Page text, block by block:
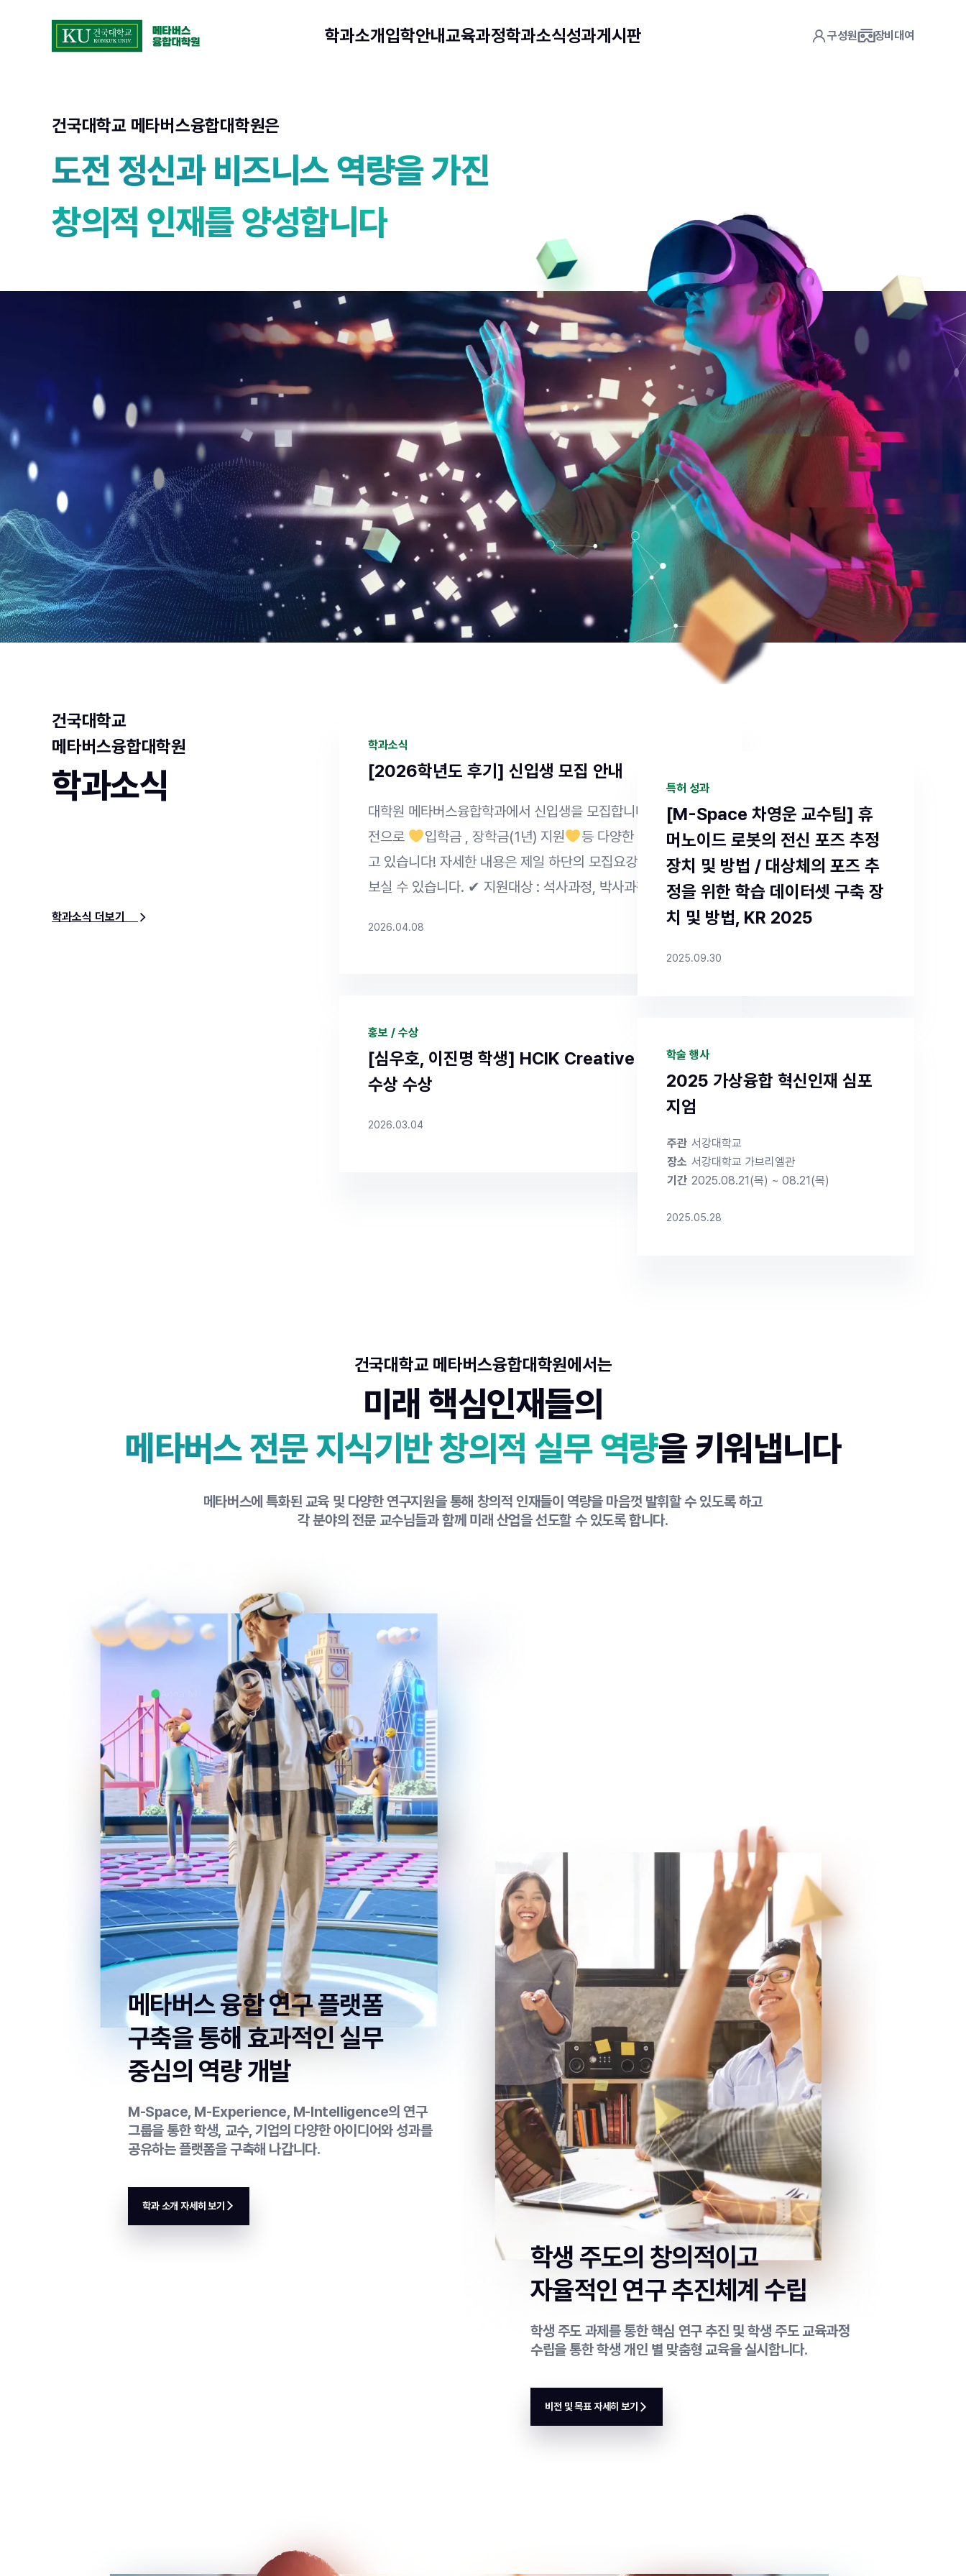
건국대학교 메타버스융합대학원 학과소개입학안내교육과정학과소식성과게시판 구성원 장비대여
건국대학교 메타버스융합대학원은
도전 정신과 비즈니스 역량을 가진
창의적 인재를 양성합니다
건국대학교
메타버스융합대학원
학과소식
학과소식 더보기
학과소식
[2026학년도 후기] 신입생 모집 안내
대학원 메타버스융합학과에서 신입생을 모집합니다! 신입생 특
전으로
입학금 , 장학금(1년) 지원
등 다양한 혜택을 드리
고 있습니다! 자세한 내용은 제일 하단의 모집요강을 클릭하면
보실 수 있습니다. ✔ 지원대상 : 석사과정, 박사과정, 통합과정
✔ 원서접수 : 26. 4. 01. (수) ~ 4. 20. (월) 23:59까지 ✔ 서류
전 : 입학금 및 장학금 지원 (1학기 전원 지급, 2학기는 추후 확
정. 기타 프로젝트 참여에 따라 추가 인건비 수혜) , 각종 학술활
동비 지원, 산학연계 및 인턴쉽 지원
2026년도 후
2026.04.08
홍보 / 수상
[심우호, 이진명 학생] HCIK Creative Award 우
수상 수상
2026.03.04
특허 성과
[M-Space 차영운 교수팀] 휴
머노이드 로봇의 전신 포즈 추정
장치 및 방법 / 대상체의 포즈 추
정을 위한 학습 데이터셋 구축 장
치 및 방법, KR 2025
2025.09.30
학술 행사
2025 가상융합 혁신인재 심포
지엄
주관 서강대학교
장소 서강대학교 가브리엘관
기간 2025.08.21(목) ~ 08.21(목)
2025.05.28
건국대학교 메타버스융합대학원에서는
미래 핵심인재들의
메타버스 전문 지식기반창의적 실무 역량을 키워냅니다
메타버스에 특화된 교육 및 다양한 연구지원을 통해 창의적 인재들이 역량을 마음껏 발휘할 수 있도록 하고
각 분야의 전문 교수님들과 함께 미래 산업을 선도할 수 있도록 합니다.
메타버스 융합 연구 플랫폼
구축을 통해효과적인 실무
중심의 역량 개발
M-Space, M-Experience, M-Intelligence의 연구
그룹을 통한 학생, 교수, 기업의 다양한 아이디어와 성과를
공유하는 플랫폼을 구축해 나갑니다.
학과 소개 자세히 보기
학생 주도의 창의적이고
자율적인 연구 추진체계 수립
학생 주도 과제를 통한 핵심 연구 추진 및 학생 주도 교육과정
수립을 통한 학생 개인 별 맞춤형 교육을 실시합니다.
비전 및 목표 자세히 보기